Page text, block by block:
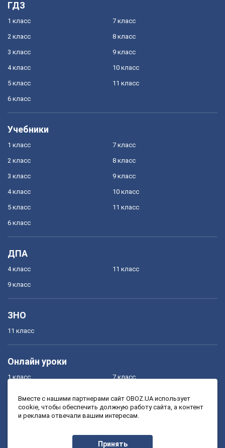
ГДЗ
1 класс
2 класс
3 класс
4 класс
5 класс
6 класс
7 класс
8 класс
9 класс
10 класс
11 класс
Учебники
1 класс
2 класс
3 класс
4 класс
5 класс
6 класс
7 класс
8 класс
9 класс
10 класс
11 класс
ДПА
4 класс
9 класс
11 класс
ЗНО
11 класс
Онлайн уроки
1 класс
3 класс
7 класс
9 класс
Вместе с нашими партнерами сайт OBOZ.UA использует
cookie, чтобы обеспечить должную работу сайта, а контент
и реклама отвечали вашим интересам.
Принять